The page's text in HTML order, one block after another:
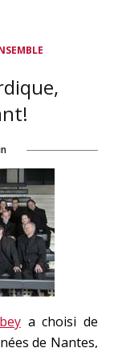
a choisi de
de Nantes,